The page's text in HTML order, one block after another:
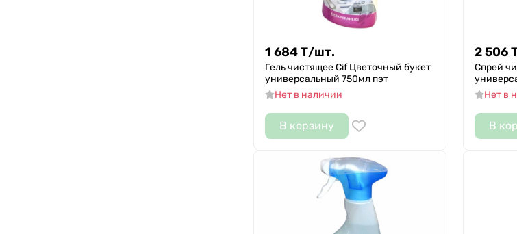
1 684Т/шт.
Гель чистящее Cif Цветочный букет
универсальный 750мл пэт
Нет в наличии
В корзину
2 506
Спрей
Нет в
В